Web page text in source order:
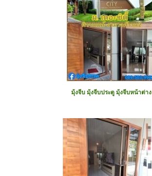
มุ้งจีบ มุ้งจีบประตู มุ้งจีบหน้าต่าง